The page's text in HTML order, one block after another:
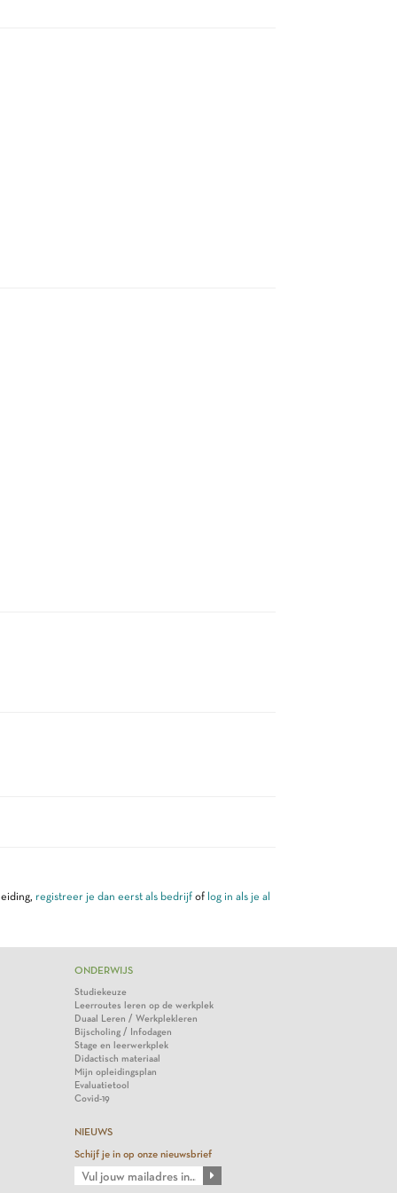
registreer je dan eerst als bedrijfof log in als je al
ONDERWIJS
Studiekeuze
Leerroutes leren op de werkplek
Duaal Leren / Werkplekleren
Bijscholing / Infodagen
Stage en leerwerkplek
Didactisch materiaal
Mijn opleidingsplan
Evaluatietool
Covid-19
NIEUWS
Schijf je in op onze nieuwsbrief